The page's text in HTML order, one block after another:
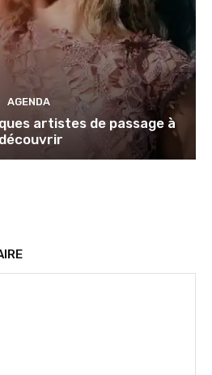
AGENDA
artistes de passage à
découvrir